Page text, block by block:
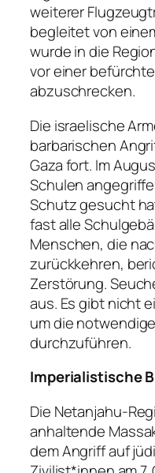
weiterer
begleitet von
wurde in die
vor einer
abzuschrecken.
Die israelische
barbarischen
Gaza fort. Im
Schulen
Schutz gesucht
fast alle
Menschen, die
zurückkehren,
Zerstörung.
aus. Es gibt nicht
um die
durchzuführen.
Imperialistische
Die Netanjahu-
anhaltende
dem Angriff auf